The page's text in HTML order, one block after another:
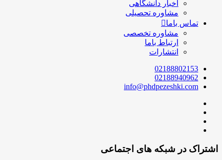
اخبار دانشگاهی
مشاوره تحصیلی
تماس باما
مشاوره تخصصی
ارتباط باما
انتشارات
02188802153
02188940962
info@phdpezeshki.com
اشتراک در شبکه های اجتماعی